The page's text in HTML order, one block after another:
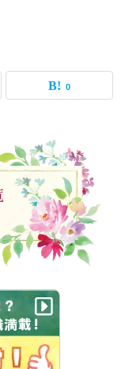
0